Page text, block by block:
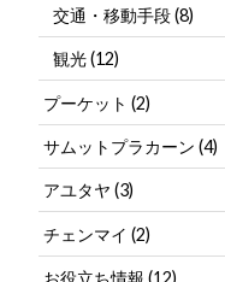
交通・移動手段(8)
観光(12)
プーケット(2)
サムットプラカーン(4)
アユタヤ(3)
チェンマイ(2)
お役立ち情報(12)